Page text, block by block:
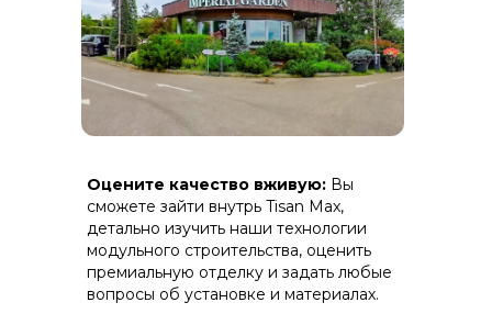
Оцените качество вживую: Вы
сможете зайти внутрь Tisan Max,
детально изучить наши технологии
модульного строительства, оценить
премиальную отделку и задать любые
вопросы об установке и материалах.
(дерево-полимерный композит) на
скрытом крепеже.